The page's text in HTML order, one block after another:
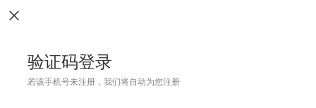
验证码登录
若该手机号未注册，我们将自动为您注册